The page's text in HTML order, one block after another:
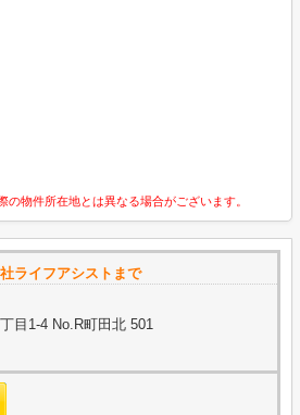
物件所在地とは異なる場合がございます。
ライフアシストまで
目1-4 No.R町田北 501